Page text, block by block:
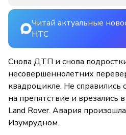
Читай актуальные
НТС
Снова ДТП и снова
несовершеннолетних
квадроцикле. Не справились
на препятствие и врезались
Land Rover. Авария
Изумрудном.